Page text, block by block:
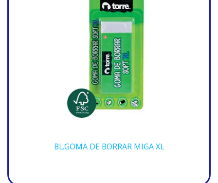
BL.GOMA DE BORRAR MIGA XL